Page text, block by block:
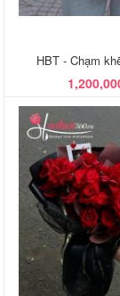
HBT - Chạm